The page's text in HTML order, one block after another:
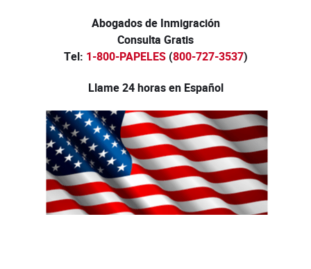
Abogados de Inmigración
Consulta Gratis
Tel: 1-800-PAPELES(800-727-3537)
Llame 24 horas en Español